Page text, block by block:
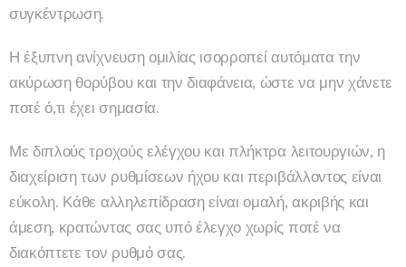
συγκέντρωση.
Η έξυπνη ανίχνευση ομιλίας ισορροπεί αυτόματα την
ακύρωση θορύβου και την διαφάνεια, ώστε να μην χάνετε
ποτέ ό,τι έχει σημασία.
Με διπλούς τροχούς ελέγχου και πλήκτρα λειτουργιών, η
διαχείριση των ρυθμίσεων ήχου και περιβάλλοντος είναι
εύκολη. Κάθε αλληλεπίδραση είναι ομαλή, ακριβής και
άμεση, κρατώντας σας υπό έλεγχο χωρίς ποτέ να
διακόπτετε τον ρυθμό σας.